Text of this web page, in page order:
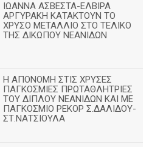
ΙΩΑΝΝΑ ΑΣΒΕΣΤΑ-ΕΛΒΙΡΑ
ΑΡΓΥΡΑΚΗ ΚΑΤΑΚΤΟΥΝ ΤΟ
ΧΡΥΣΟ ΜΕΤΑΛΛΙΟ ΣΤΟ ΤΕΛΙΚΟ
ΤΗΣ ΔΙΚΩΠΟΥ ΝΕΑΝΙΔΩΝ
Η ΑΠΟΝΟΜΗ ΣΤΙΣ ΧΡΥΣΕΣ
ΠΑΓΚΟΣΜΙΕΣ ΠΡΩΤΑΘΛΗΤΡΙΕΣ
ΤΟΥ ΔΙΠΛΟΥ ΝΕΑΝΙΔΩΝ ΚΑΙ ΜΕ
ΠΑΓΚΟΣΜΙΟ ΡΕΚΟΡ Σ.ΔΑΛΙΔΟΥ-
ΣΤ.ΝΑΤΣΙΟΥΛΑ